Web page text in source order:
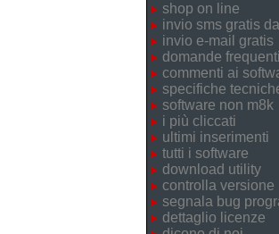
shop on line
invio sms gratis
invio e-mail gratis
domande
commenti ai
specifiche
software non m8k
i più cliccati
ultimi inserimenti
tutti i software
download utility
controlla versione
segnala bug
dettaglio licenze